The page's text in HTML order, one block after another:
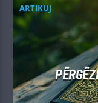
ARTIKUJ